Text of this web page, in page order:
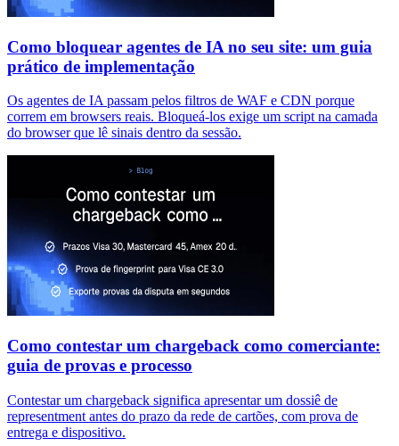
Como bloquear agentes de IA no seu site: um guia
prático de implementação
Os agentes de IA passam pelos filtros de WAF e CDN porque
correm em browsers reais. Bloqueá-los exige um script na camada
do browser que lê sinais dentro da sessão.
Como contestar um chargeback como comerciante:
guia de provas e processo
Contestar um chargeback significa apresentar um dossiê de
representment antes do prazo da rede de cartões, com prova de
entrega e dispositivo.